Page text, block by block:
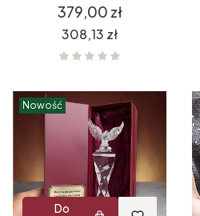
Cena
379,00 zł
Cena
308,13 zł
Nowość
Do